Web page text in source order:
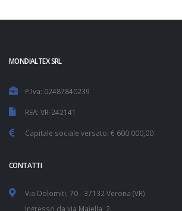
MONDIALTEX SRL
P.Iva: 02487840239
REA: VR-242141
Capitale sociale versato: € 600.000,00
CONTATTI
Via Dolomiti, 70 - 37132 Verona (VR).
Ingresso da via Maiella, 2.